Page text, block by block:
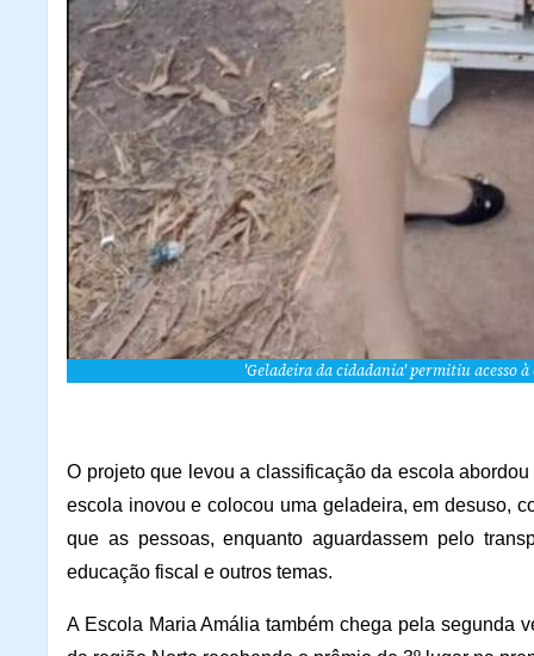
'Geladeira da cidadania' permitiu acesso
O projeto que levou a classificação da escola
escola inovou e colocou uma geladeira, em desuso,
que as pessoas, enquanto aguardassem pelo
educação fiscal e outros temas.
A Escola Maria Amália também chega pela segunda